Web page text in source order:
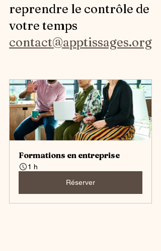
reprendre le contrôle de
votre temps
contact@apptissages.org
Formations en entreprise
1 h
Réserver